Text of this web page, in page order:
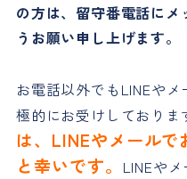
の方は、留守番電話にメ
うお願い申し上げます。
お電話以外でもLINEや
極的にお受けしておりま
は、LINEやメール
と幸いです。 LINEや